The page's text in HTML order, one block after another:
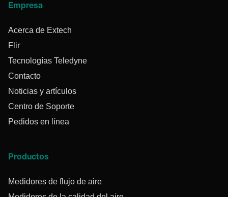
Empresa
Acerca de Extech
Flir
Tecnologías Teledyne
Contacto
Noticias y artículos
Centro de Soporte
Pedidos en línea
Productos
Medidores de flujo de aire